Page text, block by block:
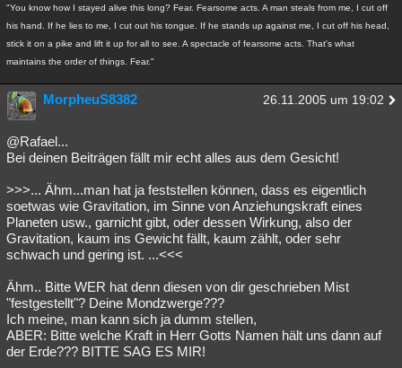
"You know how I stayed alive this long? Fear. Fearsome acts. A man steals from me, I cut off
his hand. If he lies to me, I cut out his tongue. If he stands up against me, I cut off his head,
stick it on a pike and lift it up for all to see. A spectacle of fearsome acts. That's what
maintains the order of things. Fear."
MorpheuS8382 26.11.2005 um 19:02
@Rafael...
Bei deinen Beiträgen fällt mir echt alles aus dem Gesicht!
>>>... Ähm...man hat ja feststellen können, dass es eigentlich
soetwas wie Gravitation, im Sinne von Anziehungskraft eines
Planeten usw., garnicht gibt, oder dessen Wirkung, also der
Gravitation, kaum ins Gewicht fällt, kaum zählt, oder sehr
schwach und gering ist. ...<<<
Ähm.. Bitte WER hat denn diesen von dir geschrieben Mist
"festgestellt"? Deine Mondzwerge???
Ich meine, man kann sich ja dumm stellen,
ABER: Bitte welche Kraft in Herr Gotts Namen hält uns dann auf
der Erde??? BITTE SAG ES MIR!